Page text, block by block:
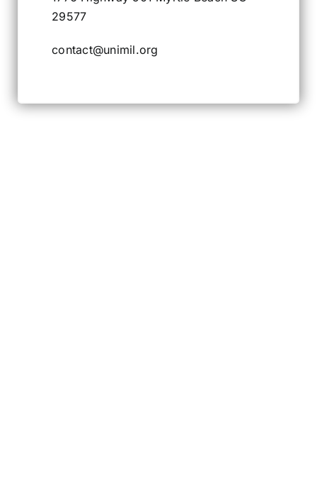
29577
contact@unimil.org